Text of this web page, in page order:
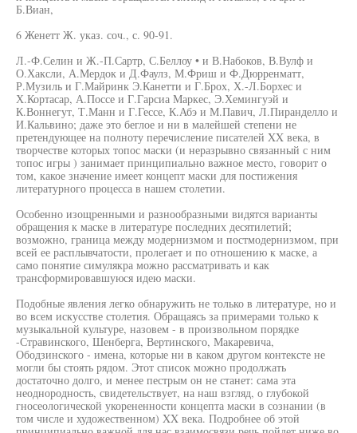
Б.Виан,
6 Женетт Ж. указ. соч., с. 90-91.
Л.-Ф.Селин и Ж.-П.Сартр, С.Беллоу • и В.Набоков, В.Вулф и
О.Хаксли, А.Мердок и Д.Фаулз, М.Фриш и Ф.Дюрренматт,
Р.Музиль и Г.Майринк Э.Канетти и Г.Брох, Х.-Л.Борхес и
Х.Кортасар, А.Поссе и Г.Гарсиа Маркес, Э.Хемингуэй и
К.Воннегут, Т.Манн и Г.Гессе, К.Абэ и М.Павич, Л.Пиранделло и
И.Кальвино; даже это беглое и ни в малейшей степени не
претендующее на полноту перечисление писателей XX века, в
творчестве которых топос маски (и неразрывно связанный с ним
топос игры ) занимает принципиально важное место, говорит о
том, какое значение имеет концепт маски для постижения
литературного процесса в нашем столетии.
Особенно изощренными и разнообразными видятся варианты
обращения к маске в литературе последних десятилетий;
возможно, граница между модернизмом и постмодернизмом, при
всей ее расплывчатости, пролегает и по отношению к маске, а
само понятие симулякра можно рассматривать и как
трансформировавшуюся идею маски.
Подобные явления легко обнаружить не только в литературе, но и
во всем искусстве столетия. Обращаясь за примерами только к
музыкальной культуре, назовем - в произвольном порядке
-Стравинского, Шенберга, Вертинского, Макаревича,
Ободзинского - имена, которые ни в каком другом контексте не
могли бы стоять рядом. Этот список можно продолжать
достаточно долго, и менее пестрым он не станет: сама эта
неоднородность, свидетельствует, на наш взгляд, о глубокой
гносеологической укорененности концепта маски в сознании (в
том числе и художественном) XX века. Подробнее об этой